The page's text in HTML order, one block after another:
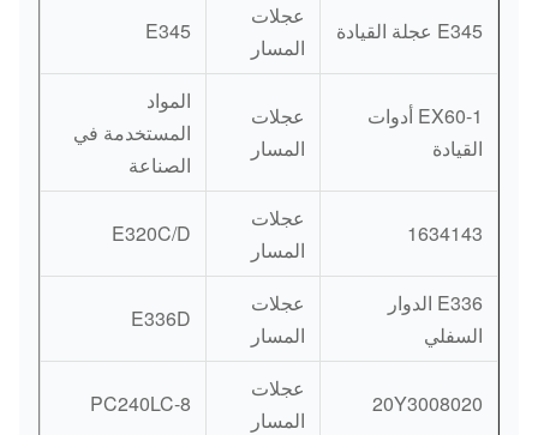
E345 عجلة القيادة
عجلات
المسار
E345
EX60-1 أدوات
القيادة
عجلات
المسار
المواد
المستخدمة في
الصناعة
1634143
عجلات
المسار
E320C/D
E336 الدوار
السفلي
عجلات
المسار
E336D
20Y3008020
عجلات
المسار
PC240LC-8